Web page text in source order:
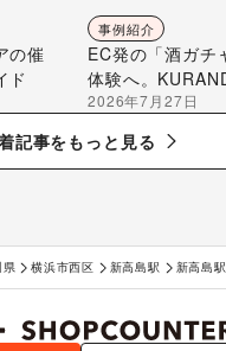
の催
ド
事例紹介
EC発の「酒ガチ
体験へ。
のポップアップ出
る“新しいお酒と
2026年7月27日
記事をもっと見る
県 横浜市西区 新高島駅 新高島